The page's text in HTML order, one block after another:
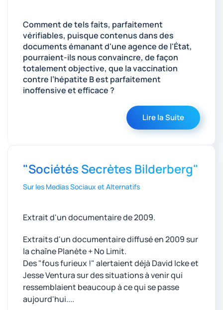
Comment de tels faits, parfaitement
vérifiables, puisque contenus dans des
documents émanant d'une agence de l'État,
pourraient-ils nous convaincre, de façon
totalement objective, que la vaccination
contre l’hépatite B est parfaitement
inoffensive et efficace ?
Lire la Suite
"Sociétés Secrètes Bilderberg"
Sur les Medias Sociaux et Alternatifs
Extrait d'un documentaire de 2009.
Extraits d'un documentaire diffusé en 2009 sur
la chaîne Planète + No Limit.
Des "fous furieux !" alertaient déjà David Icke et
Jesse Ventura sur des situations à venir qui
ressemblaient beaucoup à ce qui se passe
aujourd'hui....